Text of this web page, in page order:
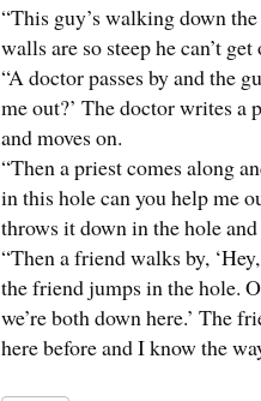
“This guy’s walking down
walls are so steep he can’t get
“A doctor passes by and the
me out?’ The doctor writes
and moves on.
“Then a priest comes along
in this hole can you help me
throws it down in the hole and
“Then a friend walks by,
the friend jumps in the hole.
we’re both down here.’ The
here before and I know the